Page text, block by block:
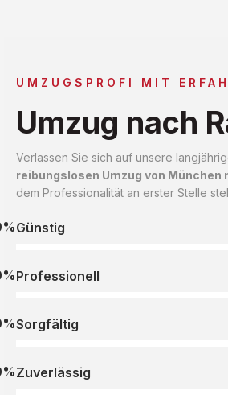
UMZUGSPROFI MIT
Umzug nach
Verlassen Sie sich auf unsere
reibungslosen Umzug von München
dem Professionalität an erster Stelle
Günstig
Professionell
Sorgfältig
Zuverlässig